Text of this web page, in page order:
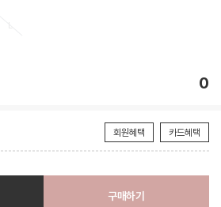
0
회원혜택 카드혜택
구매하기